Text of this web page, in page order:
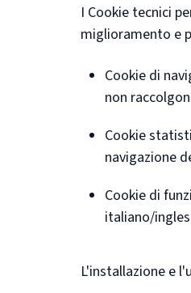
I Cookie tecnici
miglioramento e
Cookie di
non
Cookie
navigazione
Cookie di
italiano/
L'installazione e